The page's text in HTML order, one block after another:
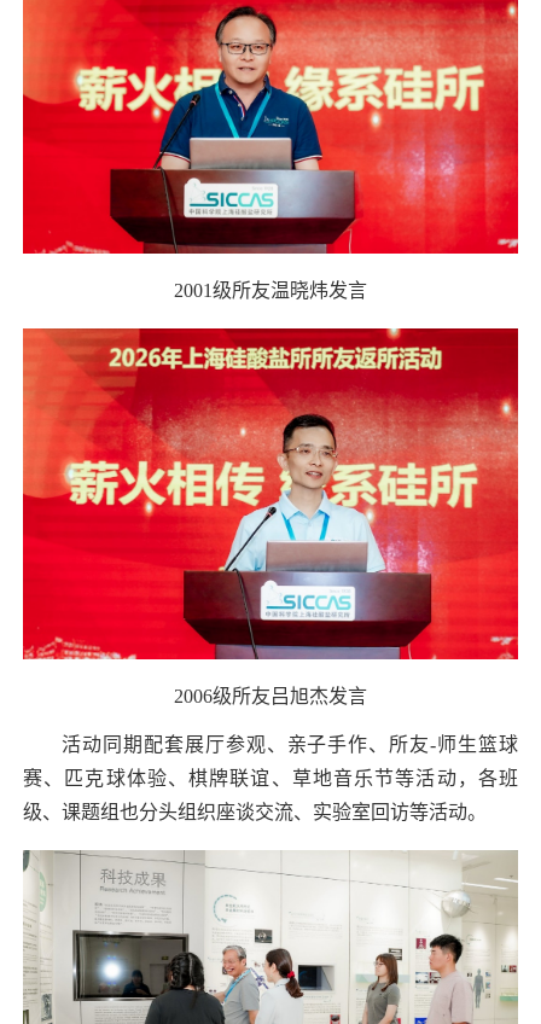
2001级所友温晓炜发言
2006级所友吕旭杰发言
活动同期配套展厅参观、亲子手作、所友-师生篮球
赛、匹克球体验、棋牌联谊、草地音乐节等活动，各班
级、课题组也分头组织座谈交流、实验室回访等活动。